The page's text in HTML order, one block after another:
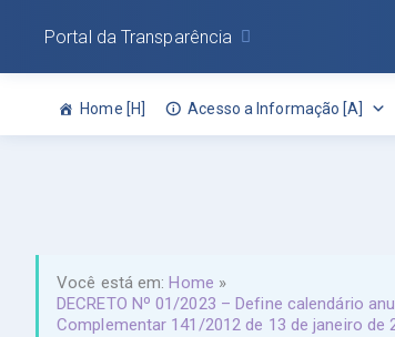
Home [H] Acesso a Informação [A]
Portal da Transparência
Você está em:Home »
DECRETO Nº 01/2023 – Define calendário
Complementar 141/2012 de 13 de janeiro de